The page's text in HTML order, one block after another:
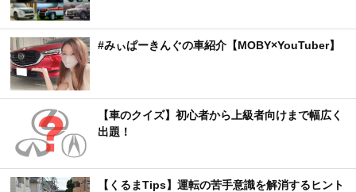
#みぃぱーきんぐの車紹介【MOBY×YouTuber】
【車のクイズ】初心者から上級者向けまで幅広く
出題！
【くるまTips】運転の苦手意識を解消するヒント